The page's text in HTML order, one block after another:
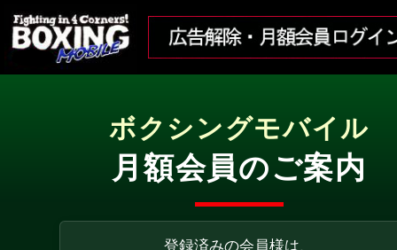
ボクシングモバイル
月額会員のご案内
登録済みの会員様は、